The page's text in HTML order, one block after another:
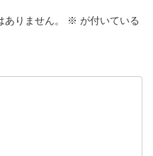
りません。 ※ が付いている